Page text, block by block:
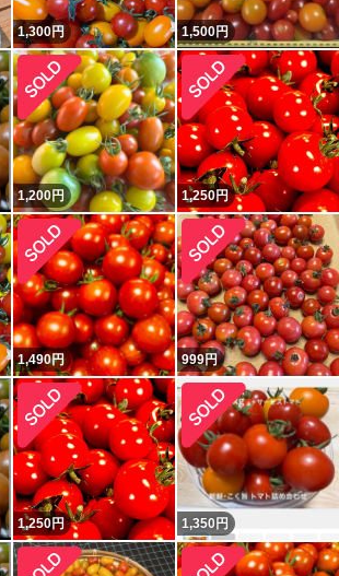
1,300円 1,500円
1,200円 1,250円
1,490円 999円
1,250円 1,350 円